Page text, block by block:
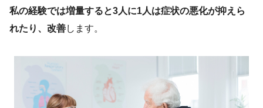
私の経験では増量すると3人に1人は症状の悪化が抑えら
れたり、改善します。